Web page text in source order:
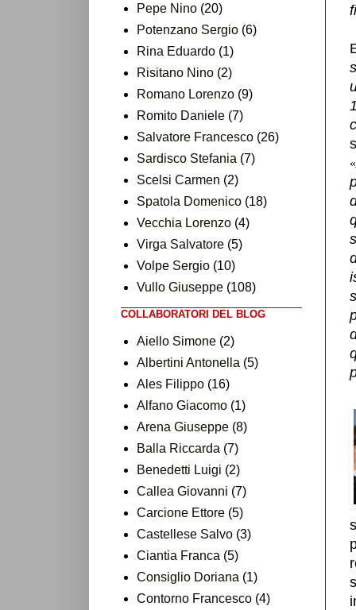
«
Pepe Nino (20)
Potenzano Sergio (6)
Rina Eduardo (1)
Risitano Nino (2)
Romano Lorenzo (9)
Romito Daniele (7)
Salvatore Francesco (26)
Sardisco Stefania (7)
Scelsi Carmen (2)
Spatola Domenico (18)
Vecchia Lorenzo (4)
Virga Salvatore (5)
Volpe Sergio (10)
Vullo Giuseppe (108)
COLLABORATORI DEL BLOG
Aiello Simone (2)
Albertini Antonella (5)
Ales Filippo (16)
Alfano Giacomo (1)
Arena Giuseppe (8)
Balla Riccarda (7)
Benedetti Luigi (2)
Callea Giovanni (7)
Carcione Ettore (5)
Castellese Salvo (3)
Ciantia Franca (5)
Consiglio Doriana (1)
Contorno Francesco (4)